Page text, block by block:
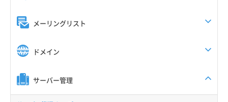
メーリングリスト
ドメイン
サーバー管理